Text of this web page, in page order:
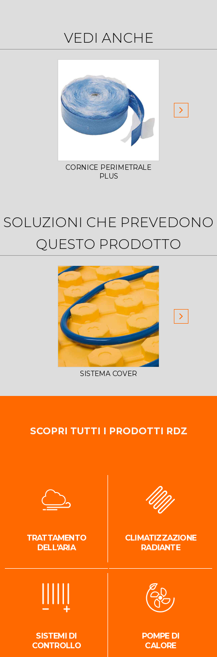
VEDI ANCHE
CORNICE PERIMETRALE
PLUS
SOLUZIONI CHE PREVEDONO
QUESTO PRODOTTO
SISTEMA COVER
SCOPRI TUTTI I PRODOTTI RDZ
TRATTAMENTO
DELL'ARIA
CLIMATIZZAZIONE
RADIANTE
SISTEMI DI
CONTROLLO
POMPE DI
CALORE